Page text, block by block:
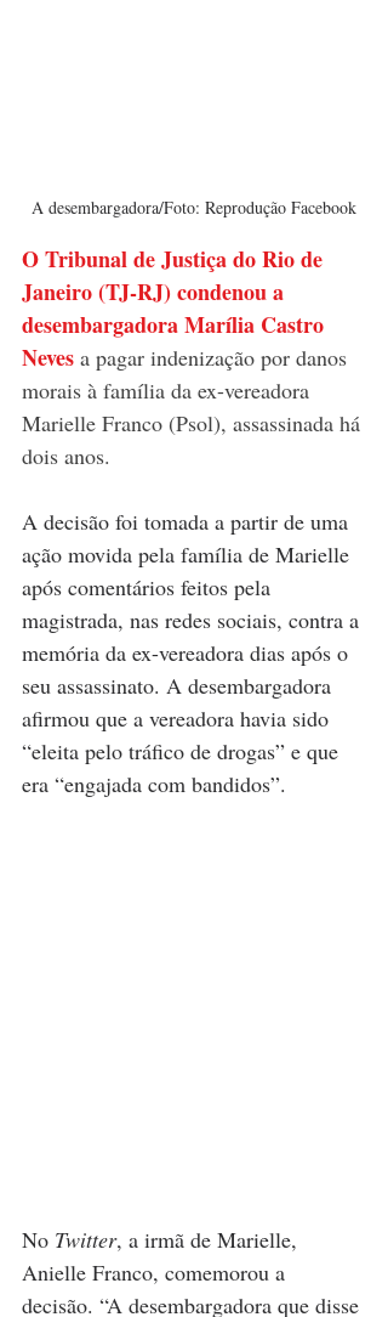
A desembargadora/Foto: Reprodução Facebook
O Tribunal de Justiça do Rio de
Janeiro (TJ-RJ) condenou a
desembargadora Marília Castro
Neves a pagar indenização por danos
morais à família da ex-vereadora
Marielle Franco (Psol), assassinada há
dois anos.
A decisão foi tomada a partir de uma
ação movida pela família de Marielle
após comentários feitos pela
magistrada, nas redes sociais, contra a
memória da ex-vereadora dias após o
seu assassinato. A desembargadora
afirmou que a vereadora havia sido
“eleita pelo tráfico de drogas” e que
era “engajada com bandidos”.
No Twitter, a irmã de Marielle,
Anielle Franco, comemorou a
decisão. “A desembargadora que disse